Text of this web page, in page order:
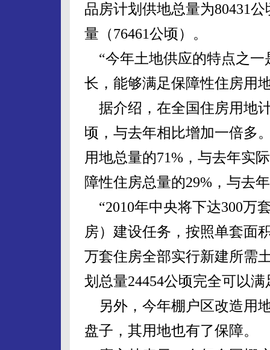
品房计划供地总量为80431
量（76461公顷）。
“今年土地供应的特点之一
长，能够满足保障性住房用
据介绍，在全国住房用地
顷，与去年相比增加一倍多
用地总量的71%，与去年实
障性住房总量的29%，与去
“2010年中央将下达300万
房）建设任务，按照单套面
万套住房全部实行新建所需
划总量24454公顷完全可以
另外，今年棚户区改造用
盘子，其用地也有了保障。